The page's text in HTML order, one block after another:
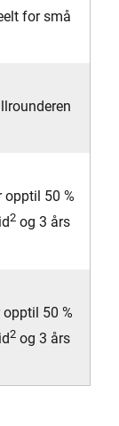
for små
opptil 50 %
2og 3 års
50 %
2og 3 års